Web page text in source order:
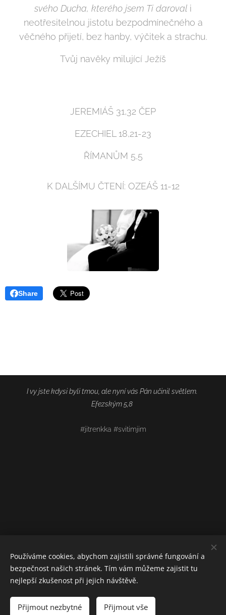
svého Ducha, kterého jsem Ti daroval i
neotřesitelnou jistotu bezpodmínečného a
věčného přijetí, bez hanby, výčitek a strachu.
Tvůj navěky milující Ježíš
JEREMIÁŠ 31,32 ČEP
EZECHIEL 18,21-23
ŘÍMANŮM 5,5
K DALŠÍMU ČTENÍ: OZEÁŠ 11-12
Share
I vy jste kdysi byli tmou, ale nyní vás Pán učinil světlem.
Efezským 5,8
#jitrenkka #svitimjim
Vytvořeno službou Webnode
Používáme cookies, abychom zajistili správné fungování a
bezpečnost našich stránek. Tím vám můžeme zajistit tu
nejlepší zkušenost při jejich návštěvě.
Přijmout nezbytné Přijmout vše